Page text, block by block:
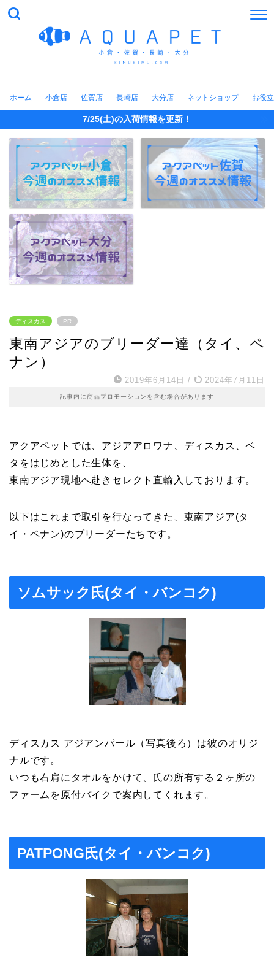
ホーム 小倉店 佐賀店 長崎店 大分店 ネットショップ お役
7/25(土)の入荷情報を更新！
ディスカス PR
東南アジアのブリーダー達（タイ、ペ
ナン）
2019年6月14日 / 2024年7月11日
記事内に商品プロモーションを含む場合があります
アクアペットでは、アジアアロワナ、ディスカス、ベ
タをはじめとした生体を、
東南アジア現地へ赴きセレクト直輸入しております。
以下はこれまで取引を行なってきた、東南アジア(タ
イ・ペナン)のブリーダーたちです。
ソムサック氏(タイ・バンコク)
ディスカス アジアンパール（写真後ろ）は彼のオリジ
ナルです。
いつも右肩にタオルをかけて、氏の所有する２ヶ所の
ファームを原付バイクで案内してくれます。
PATPONG氏(タイ・バンコク)